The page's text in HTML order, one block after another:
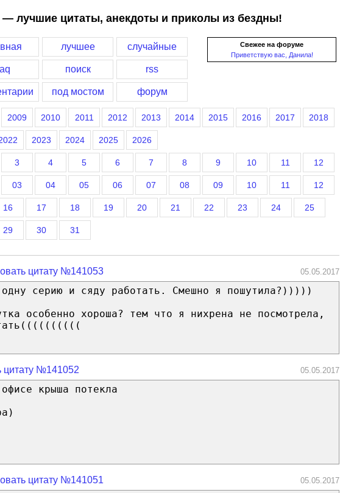
— лучшие цитаты, анекдоты и приколы из бездны!
Свежее на форуме
Приветствую вас, Данила!
лучшее случайные
поиск rss
под мостом форум
2009 2010 2011 2012 2013 2014 2015 2016 2017 2018
2023 2024 2025 2026
3 4 5 6 7 8 9 10 11 12
03 04 05 06 07 08 09 10 11 12
16 17 18 19 20 21 22 23 24 25
29 30 31
цитату №141053 05.05.2017
серию и сяду работать. Смешно я пошутила?)))))
особенно хороша? тем что я нихрена не посмотрела,
цитату №141052 05.05.2017
крыша потекла
цитату №141051 05.05.2017